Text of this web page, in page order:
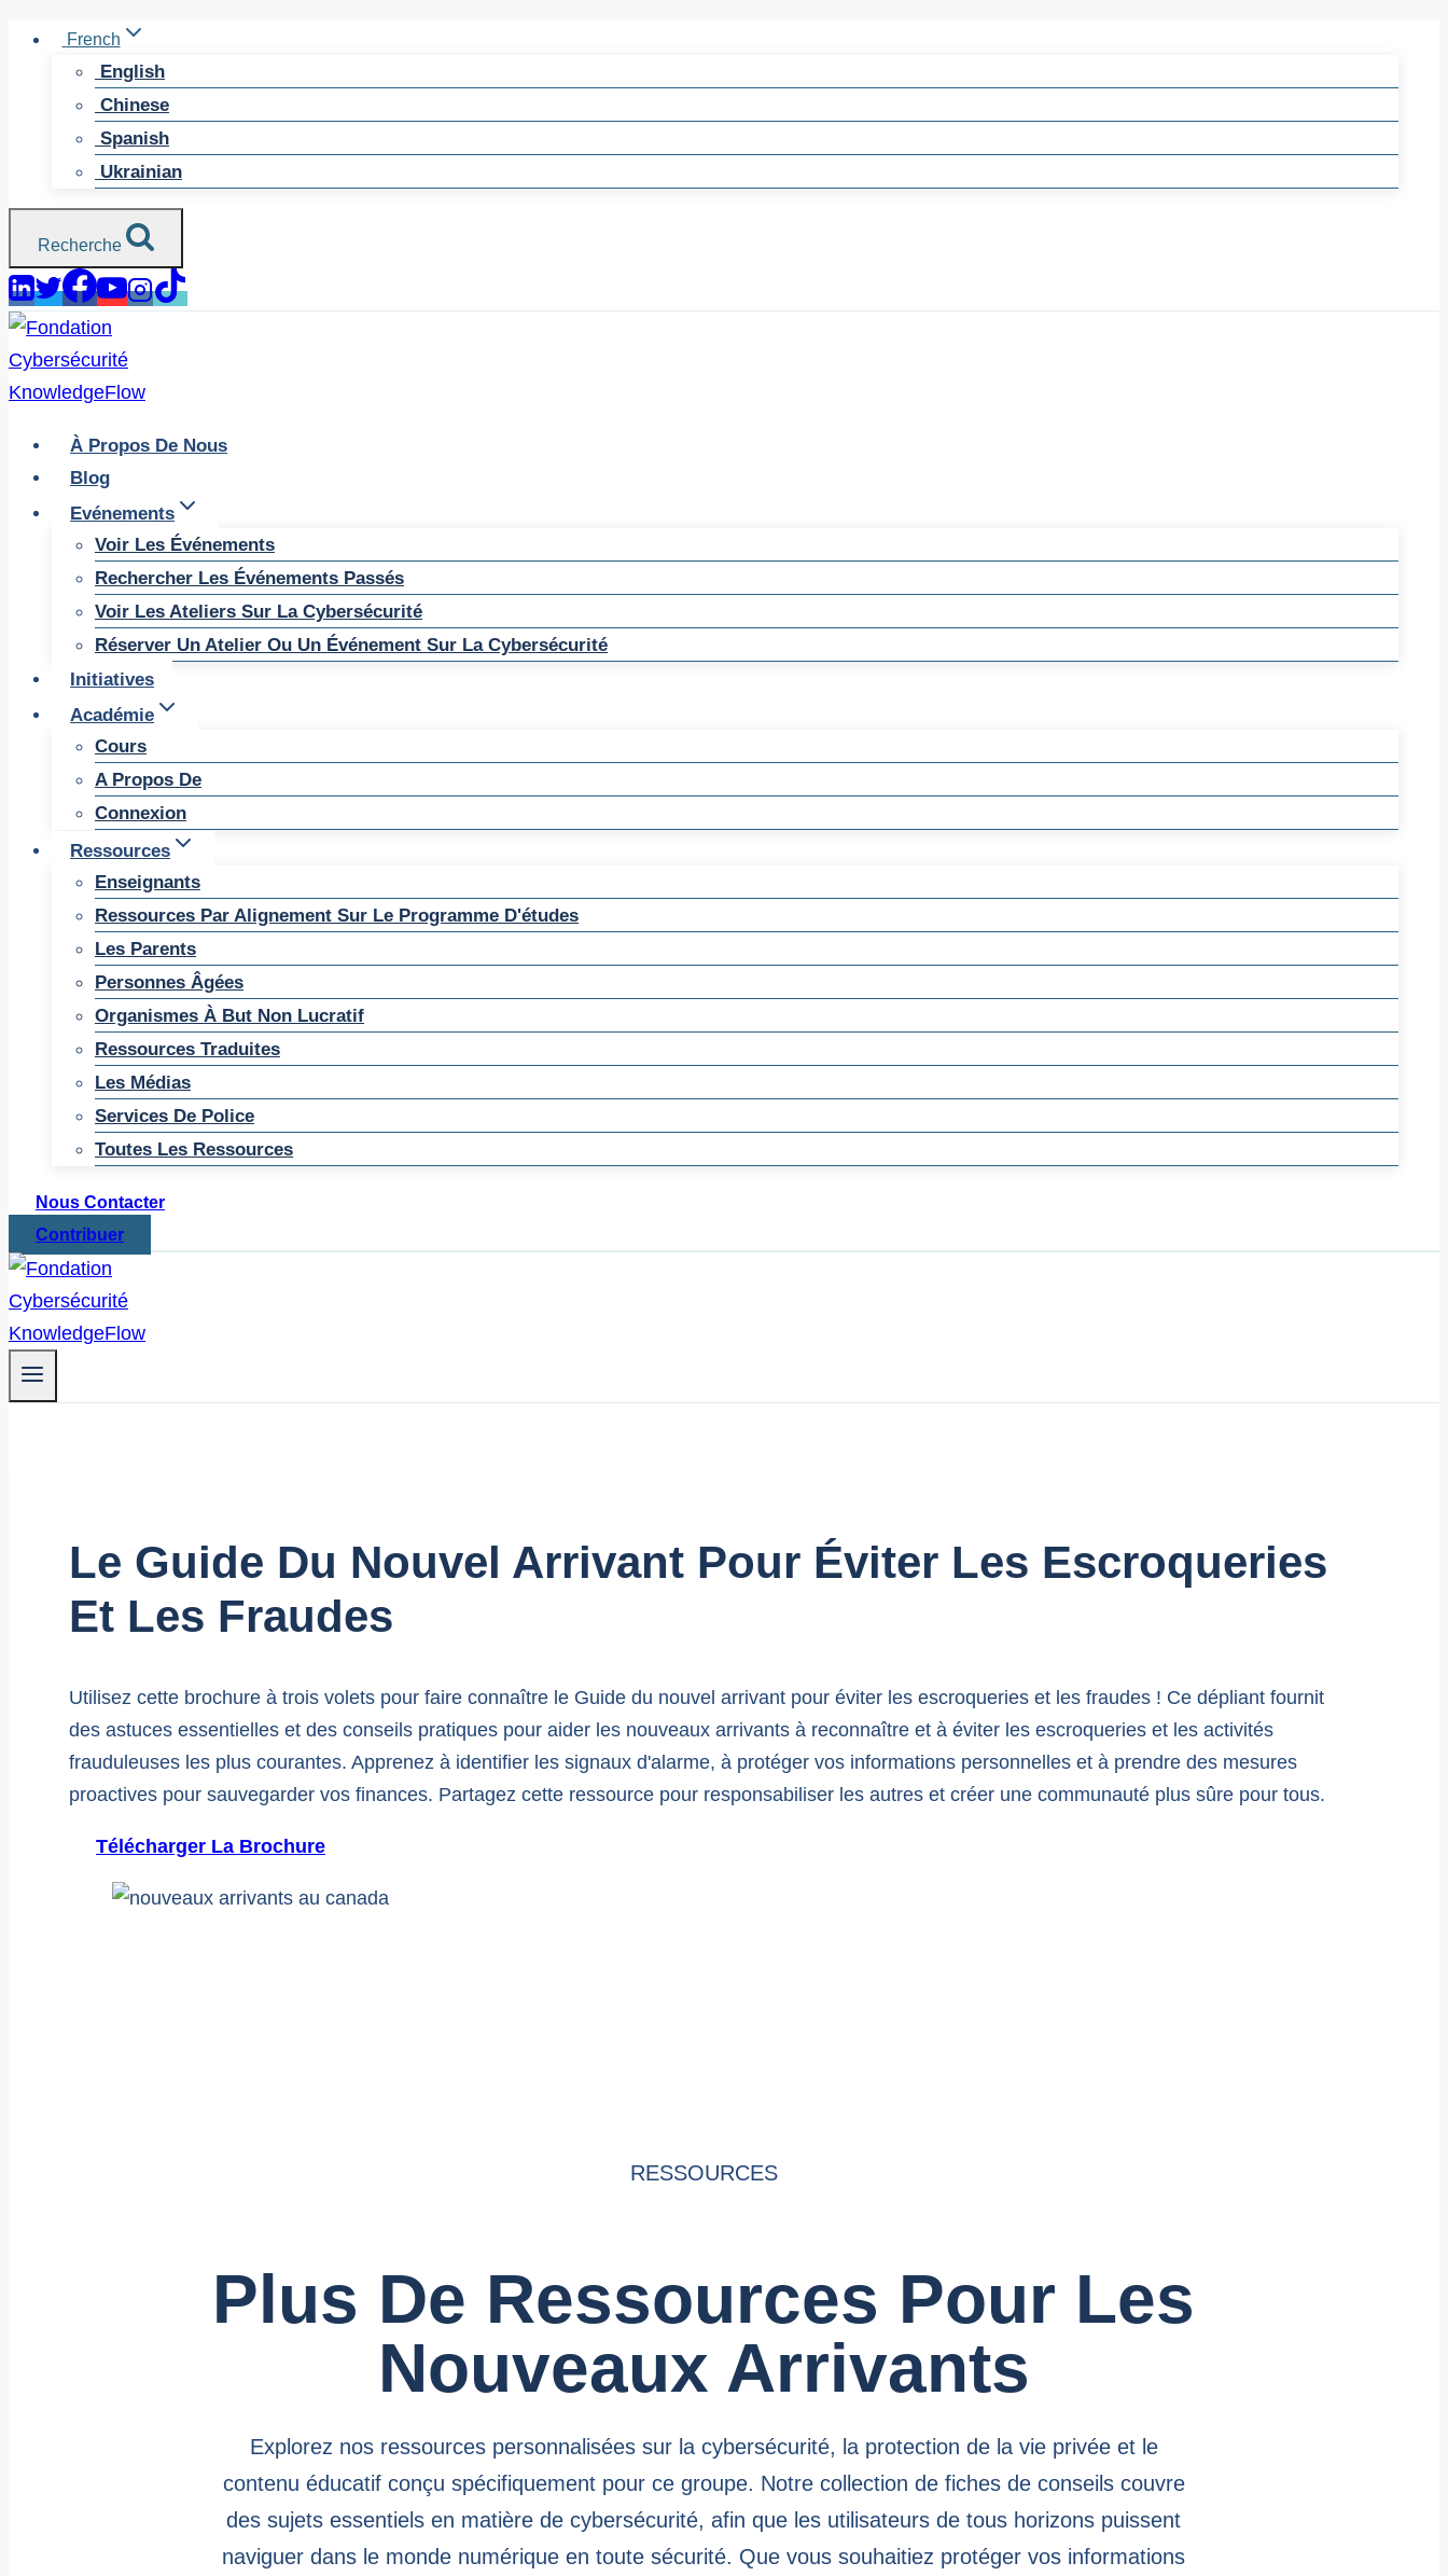
Skip
French
English
Chinese
Spanish
Ukrainian
Recherche
À Propos De Nous
Blog
Evénements
Voir Les Événements
Rechercher Les Événements Passés
Voir Les Ateliers Sur La Cybersécurité
Réserver Un Atelier Ou Un Événement Sur La Cybersécurité
Initiatives
Académie
Cours
A Propos De
Connexion
Ressources
Enseignants
Ressources Par Alignement Sur Le Programme D'études
Les Parents
Personnes Âgées
Organismes À But Non Lucratif
Ressources Traduites
Les Médias
Services De Police
Toutes Les Ressources
Nous Contacter
Contribuer
Le Guide Du Nouvel Arrivant Pour Éviter Les Escroqueries
Et Les Fraudes
Utilisez cette brochure à trois volets pour faire connaître le Guide du nouvel arrivant pour éviter les escroqueries et les fraudes ! Ce dépliant fournit
des astuces essentielles et des conseils pratiques pour aider les nouveaux arrivants à reconnaître et à éviter les escroqueries et les activités
frauduleuses les plus courantes. Apprenez à identifier les signaux d'alarme, à protéger vos informations personnelles et à prendre des mesures
proactives pour sauvegarder vos finances. Partagez cette ressource pour responsabiliser les autres et créer une communauté plus sûre pour tous.
Télécharger La Brochure
RESSOURCES
Plus De Ressources Pour Les
Nouveaux Arrivants
Explorez nos ressources personnalisées sur la cybersécurité, la protection de la vie privée et le
contenu éducatif conçu spécifiquement pour ce groupe. Notre collection de fiches de conseils couvre
des sujets essentiels en matière de cybersécurité, afin que les utilisateurs de tous horizons puissent
naviguer dans le monde numérique en toute sécurité. Que vous souhaitiez protéger vos informations